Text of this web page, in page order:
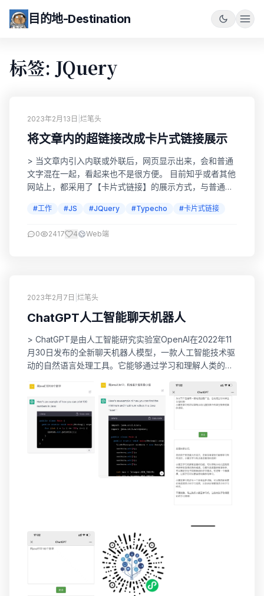
目的地-Destination
标签: JQuery
2023年2月13日 烂笔头
将文章内的超链接改成卡片式链接展示
> 当文章内引入内联或外联后，网页显示出来，会和普通
文字混在一起，看起来也不是很方便。 目前知乎或者其他
网站上，都采用了【卡片式链接】的展示方式，与普通链
如：标题、图片、网址等。 超链接效果图 卡片式效果图
式。放在head标签的位置。 npm相关的方式，请参见
#工作 #JS #JQuery #Typecho #卡片式链接
0 2417 4 Web端
2023年2月7日 烂笔头
ChatGPT人工智能聊天机器人
> ChatGPT是由人工智能研究实验室OpenAI在2022年11
月30日发布的全新聊天机器人模型，一款人工智能技术驱
动的自然语言处理工具。它能够通过学习和理解人类的语
人类一样来聊天交流，甚至能完成撰写邮件、视频脚本、
文案、翻译、代码等任务。 科学ShangWang、注册、测
试 获取API密钥，调用接口 测试页面 点击---> ChatGPT
人工...